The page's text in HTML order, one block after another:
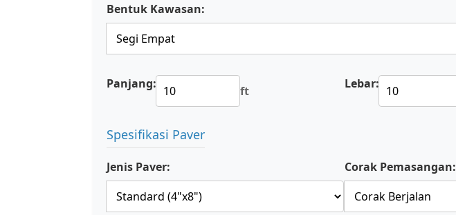
Bentuk Kawasan:
Panjang: ft Lebar:
Spesifikasi Paver
Jenis Paver: Corak Pemasangan: